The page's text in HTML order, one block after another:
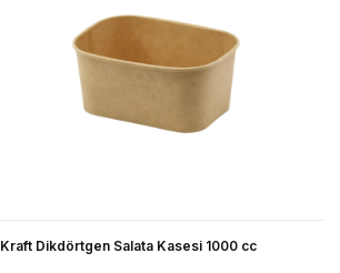
Kraft Dikdörtgen Salata Kasesi 1000 cc